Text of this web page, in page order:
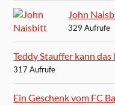
John
329 Aufrufe
Teddy Stauffer kann
317 Aufrufe
Ein Geschenk vom FC